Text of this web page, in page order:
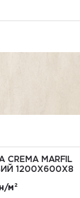
MARFIL
1200Х600X8
м²